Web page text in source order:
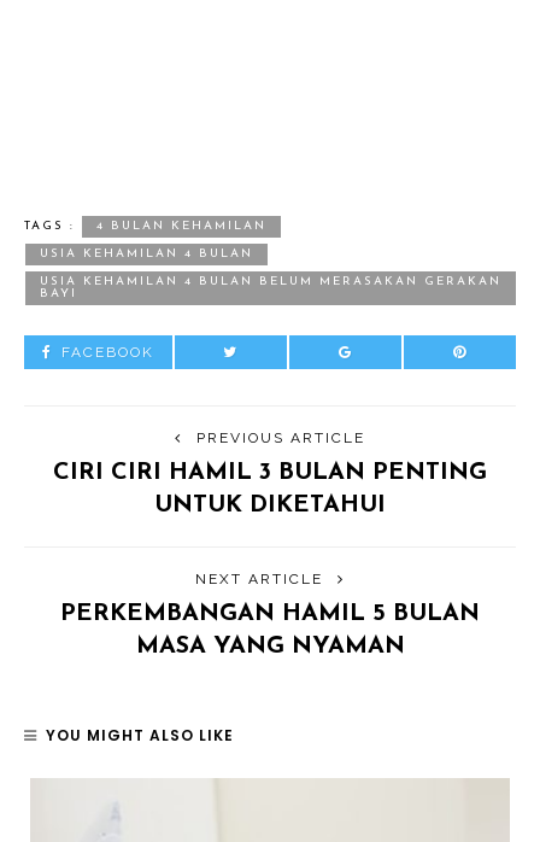
TAGS : 4 BULAN KEHAMILAN
USIA KEHAMILAN 4 BULAN
USIA KEHAMILAN 4 BULAN BELUM MERASAKAN GERAKAN
BAYI
FACEBOOK
PREVIOUS ARTICLE
CIRI CIRI HAMIL 3 BULAN PENTING
UNTUK DIKETAHUI
NEXT ARTICLE
PERKEMBANGAN HAMIL 5 BULAN
MASA YANG NYAMAN
YOU MIGHT ALSO LIKE